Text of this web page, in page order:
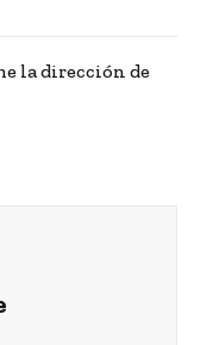
la dirección de